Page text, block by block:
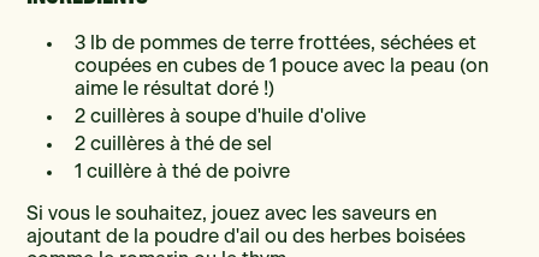
3 lb de pommes de terre frottées, séchées et
coupées en cubes de 1 pouce avec la peau (on
aime le résultat doré !)
2 cuillères à soupe d'huile d'olive
2 cuillères à thé de sel
1 cuillère à thé de poivre
Si vous le souhaitez, jouez avec les saveurs en
ajoutant de la poudre d'ail ou des herbes boisées